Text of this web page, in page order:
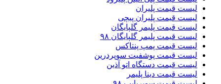
لیست قیمت پلیران
لیست قیمت پلیران پیچی
لیست قیمت پلیمر گلپایگان
لیست قیمت پلیمر گلپایگان ۹۸
لیست قیمت پمپ پنتاکس
لیست قیمت پوشفیت سوپردرین
لیست قیمت دستگاه اتو آذین
لیست قیمت دینا پلیمر